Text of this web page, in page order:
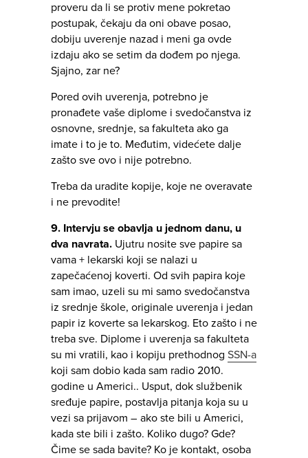
proveru da li se protiv mene pokretao
postupak, čekaju da oni obave posao,
dobiju uverenje nazad i meni ga ovde
izdaju ako se setim da dođem po njega.
Sjajno, zar ne?
Pored ovih uverenja, potrebno je
pronađete vaše diplome i svedočanstva iz
osnovne, srednje, sa fakulteta ako ga
imate i to je to. Međutim, videćete dalje
zašto sve ovo i nije potrebno.
Treba da uradite kopije, koje ne overavate
i ne prevodite!
9. Intervju se obavlja u jednom danu, u
dva navrata. Ujutru nosite sve papire sa
vama + lekarski koji se nalazi u
zapečaćenoj koverti. Od svih papira koje
sam imao, uzeli su mi samo svedočanstva
iz srednje škole, originale uverenja i jedan
papir iz koverte sa lekarskog. Eto zašto i ne
treba sve. Diplome i uverenja sa fakulteta
su mi vratili, kao i kopiju prethodnog SSN-a
koji sam dobio kada sam radio 2010.
godine u Americi.. Usput, dok službenik
sređuje papire, postavlja pitanja koja su u
vezi sa prijavom – ako ste bili u Americi,
kada ste bili i zašto. Koliko dugo? Gde?
Čime se sada bavite? Ko je kontakt, osoba